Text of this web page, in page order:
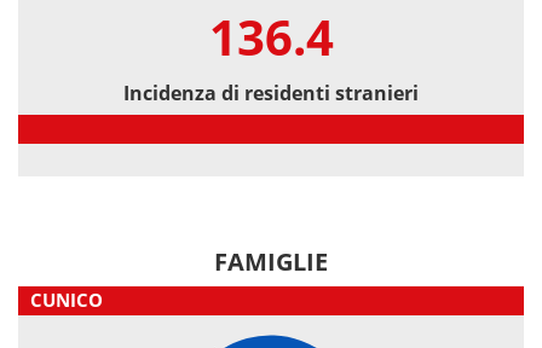
136.4
Incidenza di residenti stranieri
FAMIGLIE
CUNICO